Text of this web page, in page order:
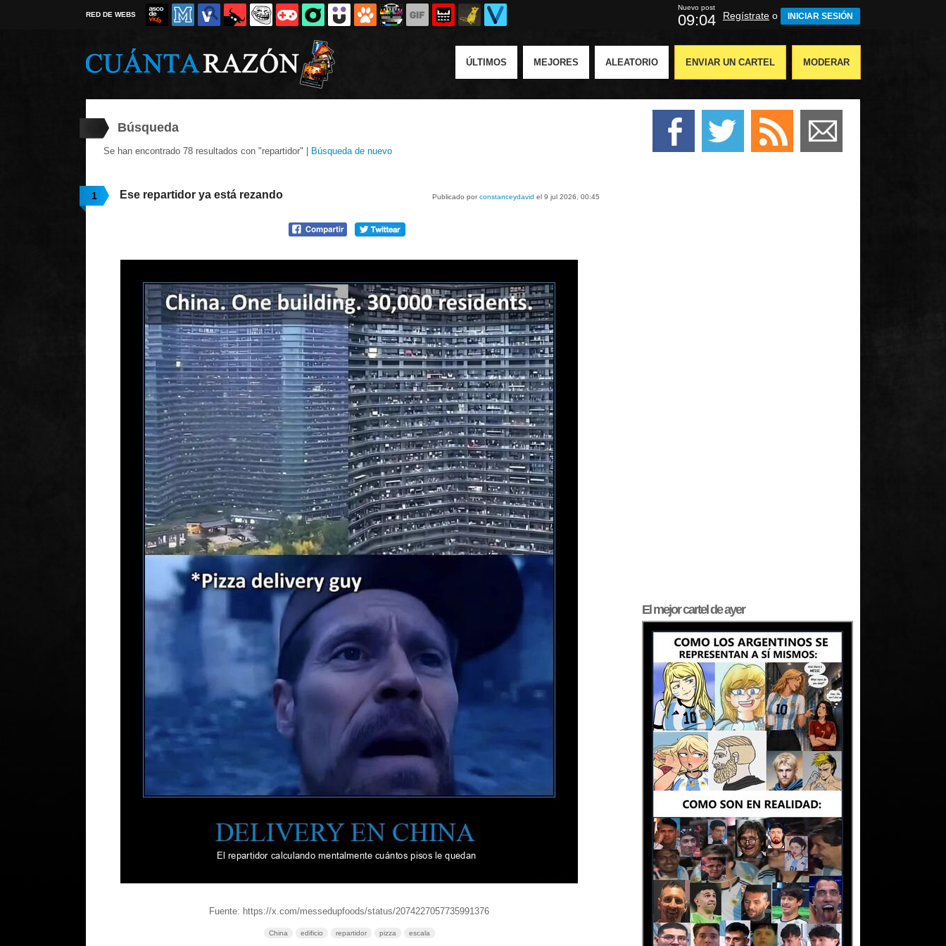
RED DE WEBS
Nuevo post
09:03 Regístrate o INICIAR SESIÓN
ÚLTIMOS MEJORES ALEATORIO ENVIAR UN CARTEL MODERAR
Búsqueda
Se han encontrado 78 resultados con "repartidor" | Búsqueda de nuevo
1 Publicado porconstanceydavid el 9 jul 2026, 00:45
Ese repartidor ya está rezando
Fuente: https://x.com/messedupfoods/status/2074227057735991376
China edificio repartidor pizza escala
El mejorcartel de ayer